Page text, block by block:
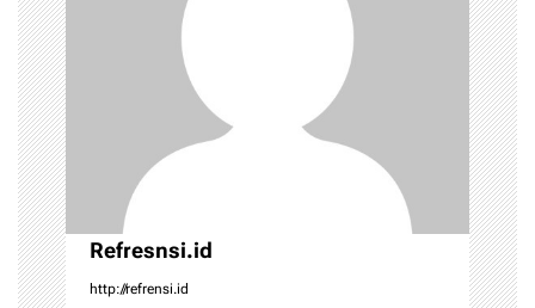
a
t
i
o
n
Refresnsi.id
http://refrensi.id